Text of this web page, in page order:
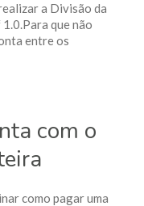
a Divisão da
que não
entre os
com o
como pagar uma